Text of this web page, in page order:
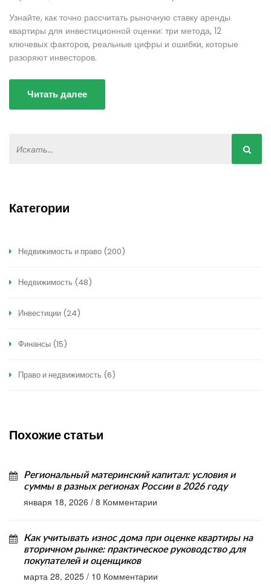
Узнайте, как точно рассчитать рыночную ставку аренды
квартиры для инвестиционной оценки: три метода, 12
ключевых факторов, реальные цифры и ошибки, которые
разоряют инвесторов.
Читать далее
Категории
Недвижимость и право (200)
Недвижимость (48)
Инвестиции (24)
Финансы (15)
Право и недвижимость (6)
Похожие статьи
Региональный материнский капитал: условия и
суммы в разных регионах России в 2026 году
января 18, 2026 / 8 Комментарии
Как учитывать износ дома при оценке квартиры на
вторичном рынке: практическое руководство для
покупателей и оценщиков
марта 28, 2025 / 10 Комментарии